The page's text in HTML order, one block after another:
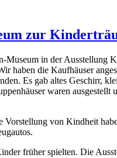
zur
in der Ausstellung
haben die Kaufhäuser
Es gab altes Geschirr,
waren
Vorstellung von Kindheit
früher spielten. Die